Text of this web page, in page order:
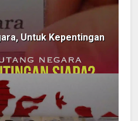
Untuk Kepentingan